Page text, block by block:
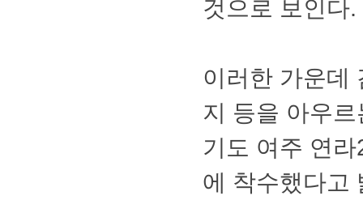
것으로보인다.
이러한가운
지등을아우
기도여주연라
에착수했다